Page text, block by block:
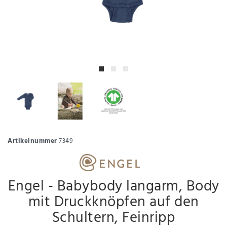
Artikelnummer7349
Engel - Babybody langarm, Body
mit Druckknöpfen auf den
Schultern, Feinripp